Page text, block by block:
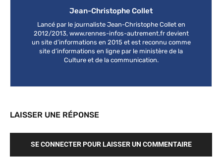
Jean-Christophe Collet
Lancé par le journaliste Jean-Christophe Collet en
2012/2013, www.rennes-infos-autrement.fr devient
un site d’informations en 2015 et est reconnu comme
site d’informations en ligne par le ministère de la
Culture et de la communication.
LAISSER UNE RÉPONSE
SE CONNECTER POUR LAISSER UN COMMENTAIRE